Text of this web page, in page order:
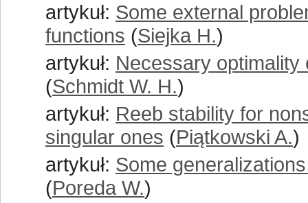
artykuł: Some external
functions (Siejka H.)
artykuł: Necessary
(Schmidt W. H.)
artykuł: Reeb stability for
singular ones (Piątkowski A.)
artykuł: Some
(Poreda W.)